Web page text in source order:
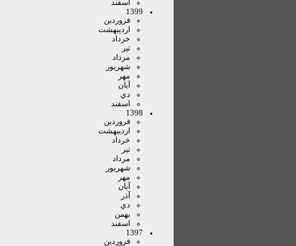
اسفند
1399
فروردين
ارديبهشت
خرداد
تير
مرداد
شهريور
مهر
آبان
دي
اسفند
1398
فروردين
ارديبهشت
خرداد
تير
مرداد
شهريور
مهر
آبان
آذر
دي
بهمن
اسفند
1397
فروردين